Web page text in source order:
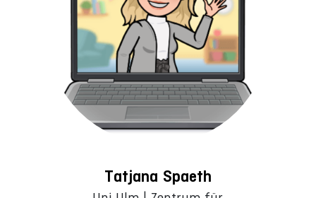
Tatjana Spaeth